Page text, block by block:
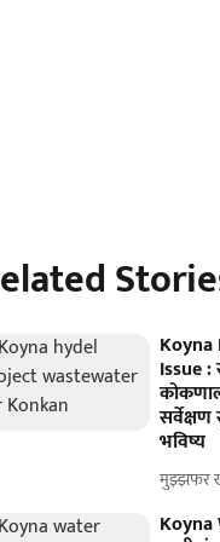
Koyna
Issue :
भविष्य
मुझ्झफर